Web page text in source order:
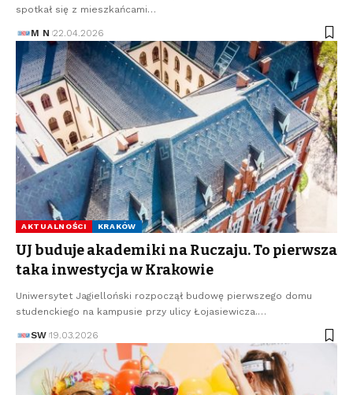
spotkał się z mieszkańcami…
M N 22.04.2026
AKTUALNOŚCI KRAKÓW
UJ buduje akademiki na Ruczaju. To pierwsza
taka inwestycja w Krakowie
Uniwersytet Jagielloński rozpoczął budowę pierwszego domu
studenckiego na kampusie przy ulicy Łojasiewicza.…
SW 19.03.2026